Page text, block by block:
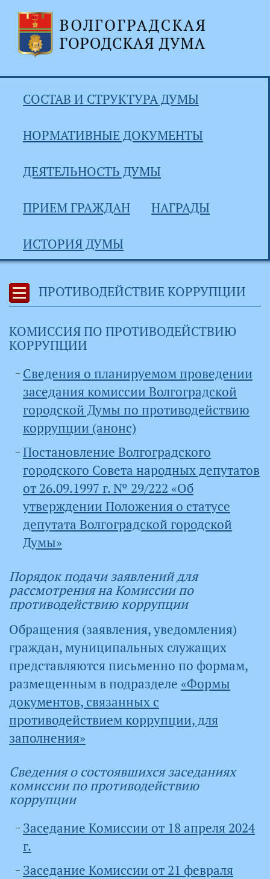
СОСТАВ И СТРУКТУРА ДУМЫ
НОРМАТИВНЫЕ ДОКУМЕНТЫ
ДЕЯТЕЛЬНОСТЬ ДУМЫ
ПРИЕМ ГРАЖДАН НАГРАДЫ
ИСТОРИЯ ДУМЫ
ПРОТИВОДЕЙСТВИЕ КОРРУПЦИИ
КОМИССИЯ ПО ПРОТИВОДЕЙСТВИЮ
КОРРУПЦИИ
Сведения о планируемом проведении
заседания комиссии Волгоградской
городской Думы по противодействию
коррупции (анонс)
Постановление Волгоградского
городского Совета народных депутатов
от 26.09.1997 г. № 29/222 «Об
утверждении Положения о статусе
депутата Волгоградской городской
Думы»
Порядок подачи заявлений для
рассмотрения на Комиссии по
противодействию коррупции
Обращения (заявления, уведомления)
граждан, муниципальных служащих
представляются письменно по формам,
размещенным в подразделе «Формы
документов, связанных с
противодействием коррупции, для
заполнения»
Сведения о состоявшихся заседаниях
комиссии по противодействию
коррупции
Заседание Комиссии от 18 апреля 2024
г.
Заседание Комиссии от 21 февраля